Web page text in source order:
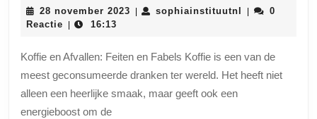
Afvallen:
is
de
relatie?
28 november 2023 28
sophiainstituutnl
0
Reactie
16:13
Koffie en Afvallen: Feiten en Fabels Koffie is een van de
meest geconsumeerde dranken ter wereld. Het heeft niet
alleen een heerlijke smaak, maar geeft ook een
energieboost om de